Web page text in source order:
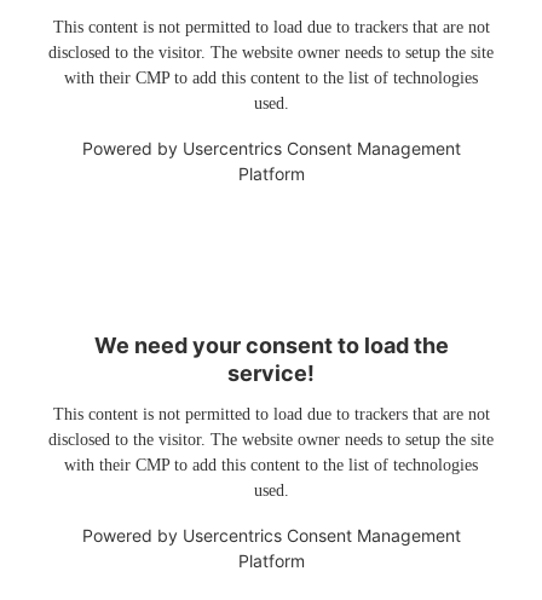
This content is not permitted to load due to trackers that are not
disclosed to the visitor. The website owner needs to setup the site
with their CMP to add this content to the list of technologies
used.
Powered by Usercentrics Consent Management
Platform
We need your consent to load the
service!
This content is not permitted to load due to trackers that are not
disclosed to the visitor. The website owner needs to setup the site
with their CMP to add this content to the list of technologies
used.
Powered by Usercentrics Consent Management
Platform